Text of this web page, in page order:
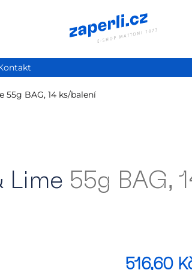
55g BAG, 14 ks/balení
Lime 55g BAG,
516,60